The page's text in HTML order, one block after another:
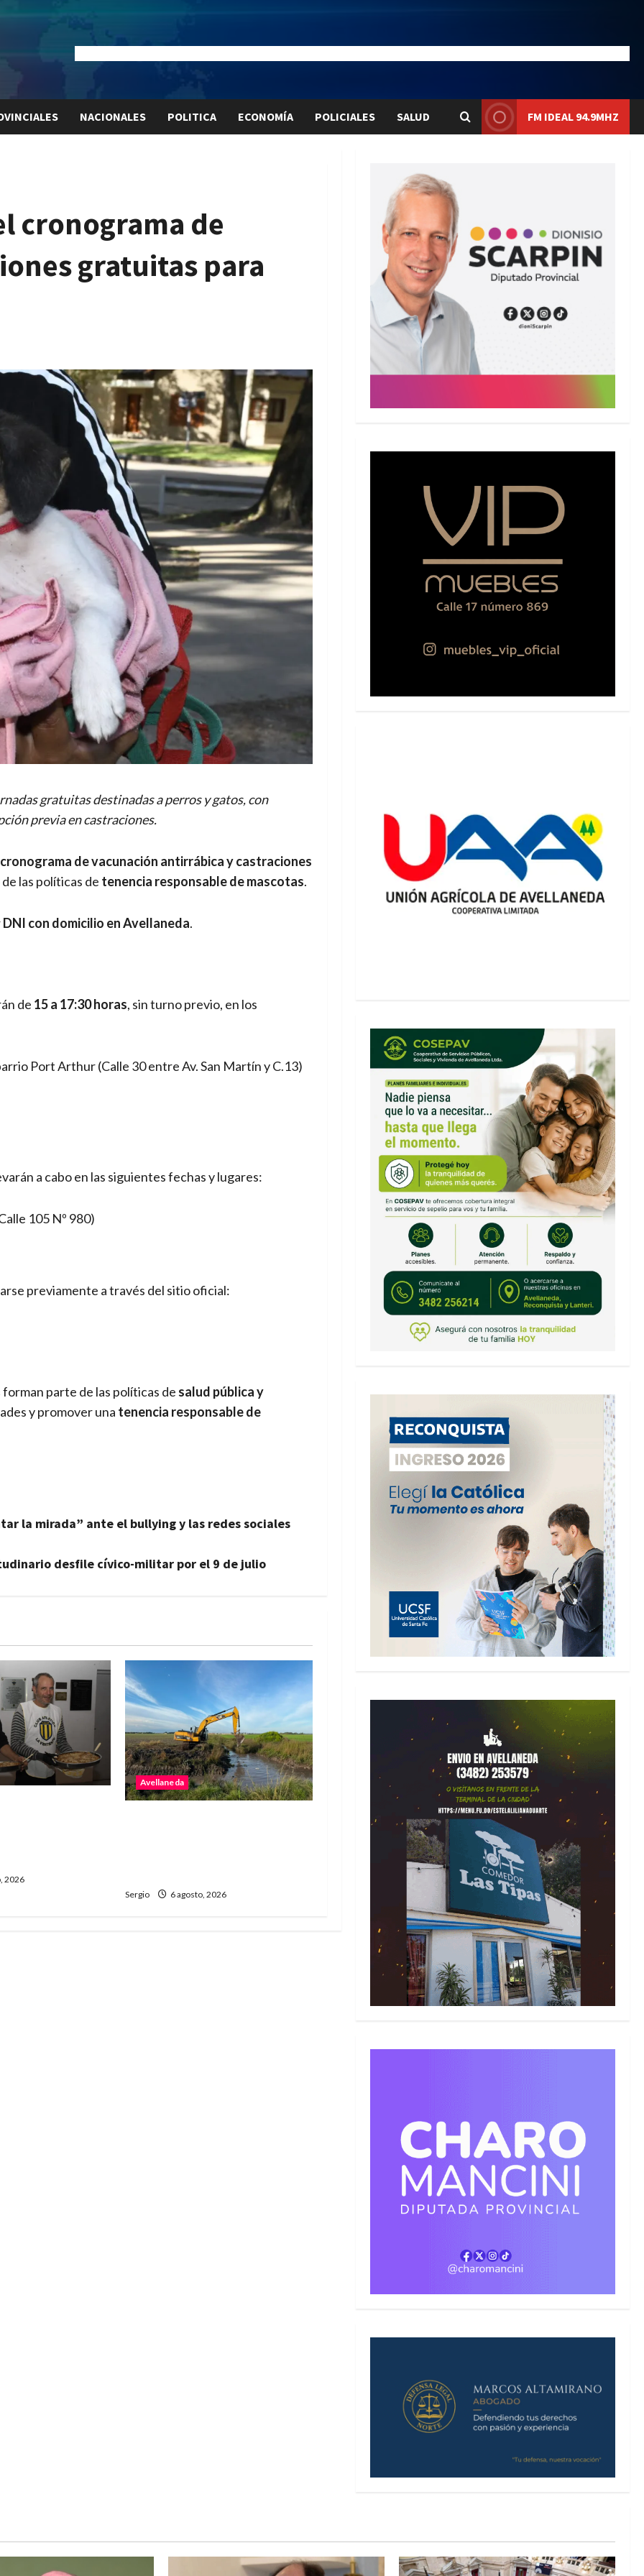
NACIONALES POLITICA ECONOMÍA POLICIALES SALUD FM IDEAL 94.9MHZ
cronograma de
gratuitas para
gratuitas destinadas a perros y gatos, con
previa en castraciones.
cronograma de vacunación antirrábica y castraciones
las políticas de tenencia responsable de mascotas.
DNI con domicilio en Avellaneda.
de 15 a 17:30 horas, sin turno previo, en los
Port Arthur (Calle 30 entre Av. San Martín y C.13)
a cabo en las siguientes fechas y lugares:
105 Nº 980)
previamente a través del sitio oficial:
parte de las políticas de salud pública y
y promover una tenencia responsable de
la mirada” ante el bullying y las redes sociales
desfile cívico-militar por el 9 de julio
2026
Avellaneda
Sergio 6 agosto, 2026